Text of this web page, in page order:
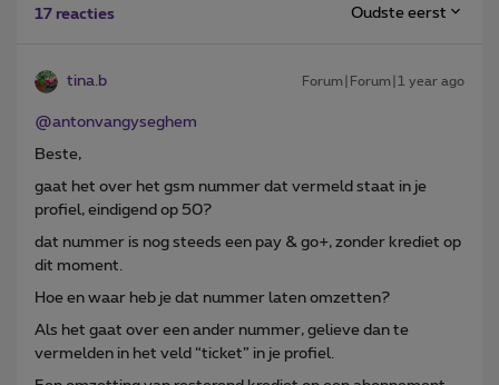
17 reacties Oudste eerst
tina.b Forum|Forum|1 year ago
@antonvangyseghem
Beste,
gaat het over het gsm nummer dat vermeld staat in je
profiel, eindigend op 50?
dat nummer is nog steeds een pay & go+, zonder krediet op
dit moment.
Hoe en waar heb je dat nummer laten omzetten?
Als het gaat over een ander nummer, gelieve dan te
vermelden in het veld “ticket” in je profiel.